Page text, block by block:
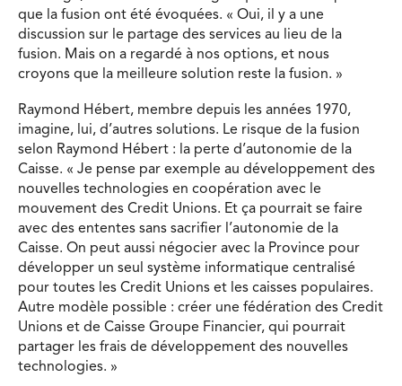
que la fusion ont été évoquées. « Oui, il y a une
discussion sur le partage des services au lieu de la
fusion. Mais on a regardé à nos options, et nous
croyons que la meilleure solution reste la fusion. »
Raymond Hébert, membre depuis les années 1970,
imagine, lui, d’autres solutions. Le risque de la fusion
selon Raymond Hébert : la perte d’autonomie de la
Caisse. « Je pense par exemple au développement des
nouvelles technologies en coopération avec le
mouvement des Credit Unions. Et ça pourrait se faire
avec des ententes sans sacrifier l’autonomie de la
Caisse. On peut aussi négocier avec la Province pour
développer un seul système informatique centralisé
pour toutes les Credit Unions et les caisses populaires.
Autre modèle possible : créer une fédération des Credit
Unions et de Caisse Groupe Financier, qui pourrait
partager les frais de développement des nouvelles
technologies. »